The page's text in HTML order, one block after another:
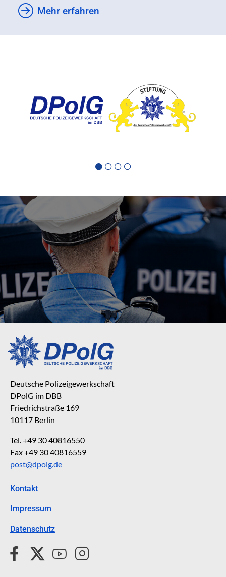
Mehr erfahren
Deutsche Polizeigewerkschaft
DPolG im DBB
Friedrichstraße 169
10117 Berlin
Tel. +49 30 40816550
Fax +49 30 40816559
post@dpolg.de
Kontakt
Impressum
Datenschutz